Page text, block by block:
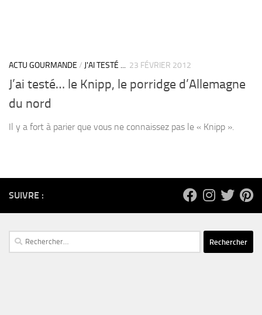
ACTU GOURMANDE / J'AI TESTÉ ... 23 FÉVRIER 2012
J’ai testé… le Knipp, le porridge d’Allemagne
du nord
Il y a fort à parier que vous ne connaissez pas le « Knipp ».
SUIVRE :
Rechercher :